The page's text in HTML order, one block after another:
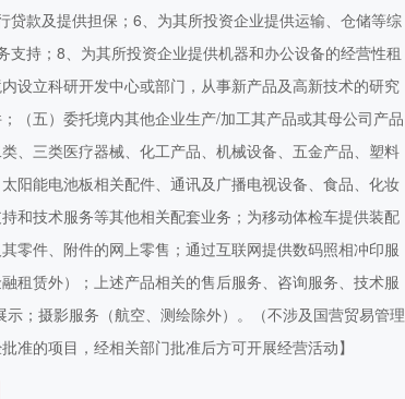
款及提供担保；6、为其所投资企业提供运输、仓储等综
持；8、为其所投资企业提供机器和办公设备的经营性租
设立科研开发中心或部门，从事新产品及高新技术的研究
（五）委托境内其他企业生产/加工其产品或其母公司产品
、三类医疗器械、化工产品、机械设备、五金产品、塑料
阳能电池板相关配件、通讯及广播电视设备、食品、化妆
和技术服务等其他相关配套业务；为移动体检车提供装配
零件、附件的网上零售；通过互联网提供数码照相冲印服
租赁外）；上述产品相关的售后服务、咨询服务、技术服
；摄影服务（航空、测绘除外）。（不涉及国营贸易管理
准的项目，经相关部门批准后方可开展经营活动】